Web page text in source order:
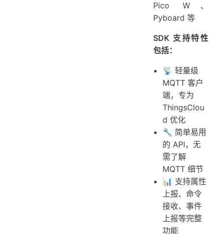
Pico W、
Pyboard 等
SDK 支持特性
包括：
📡 轻量级
MQTT 客户
端，专为
ThingsClou
d 优化
🔧 简单易用
的 API，无
需了解
MQTT 细节
📊 支持属性
上报、命令
接收、事件
上报等完整
功能